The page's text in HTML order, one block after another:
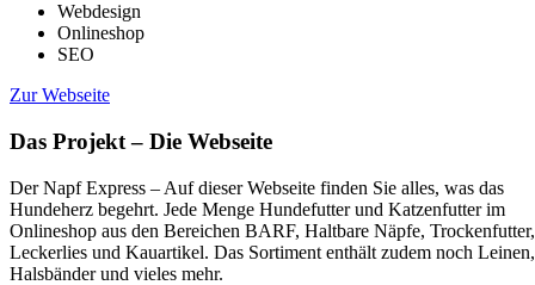
Webdesign
Onlineshop
SEO
Zur Webseite
Das Projekt – Die Webseite
Der Napf Express – Auf dieser Webseite finden Sie alles, was das
Hundeherz begehrt. Jede Menge Hundefutter und Katzenfutter im
Onlineshop aus den Bereichen BARF, Haltbare Näpfe, Trockenfutter,
Leckerlies und Kauartikel. Das Sortiment enthält zudem noch Leinen,
Halsbänder und vieles mehr.